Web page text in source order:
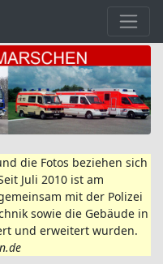
die Fotos beziehen sich
Juli 2010 ist am
mit der Polizei
sowie die Gebäude in
und erweitert wurden.